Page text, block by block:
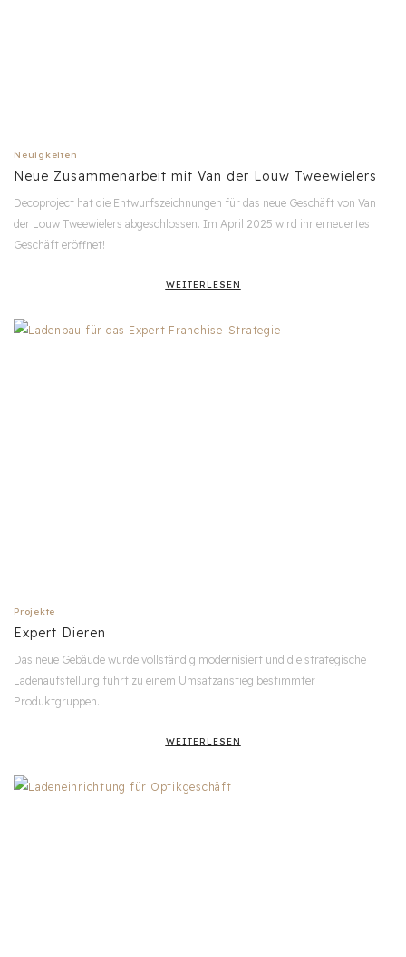
Neuigkeiten
Neue Zusammenarbeit mit Van der Louw Tweewielers
Decoproject hat die Entwurfszeichnungen für das neue Geschäft von Van
der Louw Tweewielers abgeschlossen. Im April 2025 wird ihr erneuertes
Geschäft eröffnet!
WEITERLESEN
Projekte
Expert Dieren
Das neue Gebäude wurde vollständig modernisiert und die strategische
Ladenaufstellung führt zu einem Umsatzanstieg bestimmter
Produktgruppen.
WEITERLESEN